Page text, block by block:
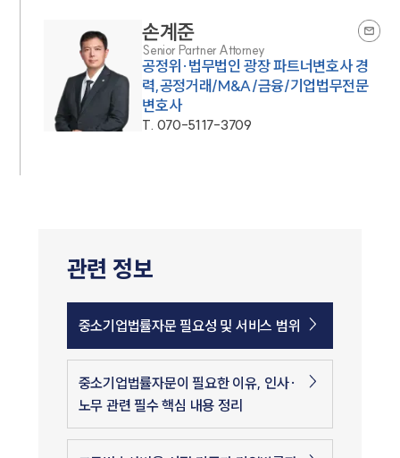
손계준
Senior Partner Attorney
공정위·법무법인 광장 파트너변호사 경
력,공정거래/M&A/금융/기업법무전문
변호사
T. 070-5117-3709
관련 정보
중소기업법률자문 필요성 및 서비스 범위
중소기업법률자문이 필요한 이유, 인사·
노무 관련 필수 핵심 내용 정리